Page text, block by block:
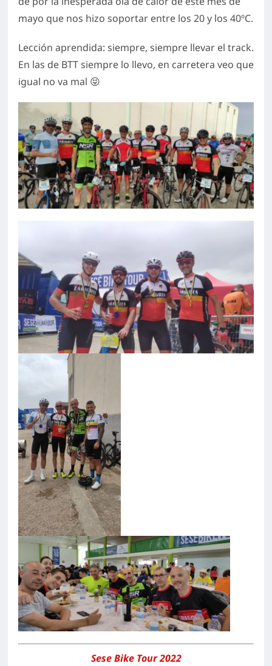
mayo que nos hizo soportar entre los 20 y los 40ºC.
Lección aprendida: siempre, siempre llevar el track.
En las de BTT siempre lo llevo, en carretera veo que
igual no va mal 😝
Sese Bike Tour 2022